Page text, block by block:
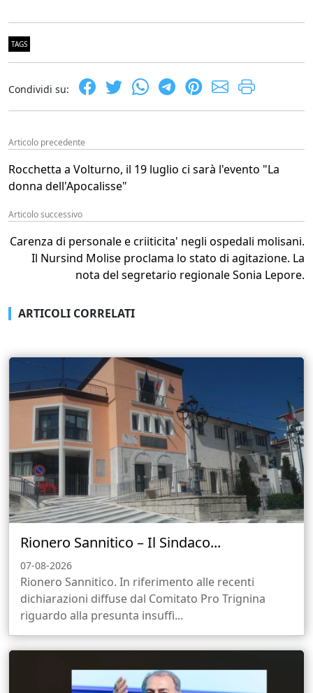
TAGS
Condividi su:
Articolo precedente
Rocchetta a Volturno, il 19 luglio ci sarà l'evento "La
donna dell'Apocalisse"
Articolo successivo
Carenza di personale e criiticita' negli ospedali molisani.
Il Nursind Molise proclama lo stato di agitazione. La
nota del segretario regionale Sonia Lepore.
ARTICOLI CORRELATI
Rionero Sannitico – Il Sindaco...
07-08-2026
Rionero Sannitico. In riferimento alle recenti
dichiarazioni diffuse dal Comitato Pro Trignina
riguardo alla presunta insuffi...